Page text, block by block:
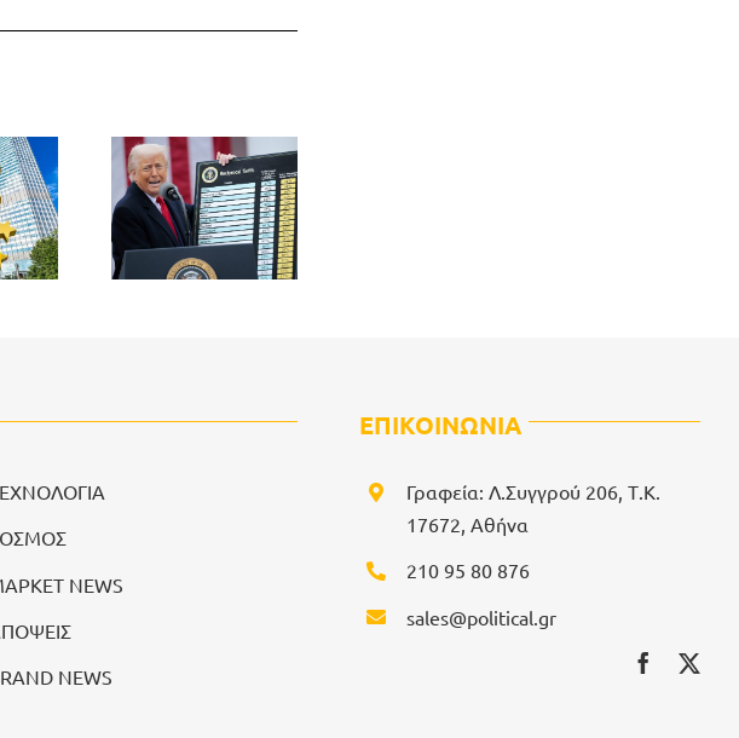
NEWS
NEWS
ΕΠΙΚΟΙΝΩΝΙΑ
Γραφεία: Λ.Συγγρού 206, Τ.Κ.
17672, Αθήνα
210 95 80 876
sales@political.gr